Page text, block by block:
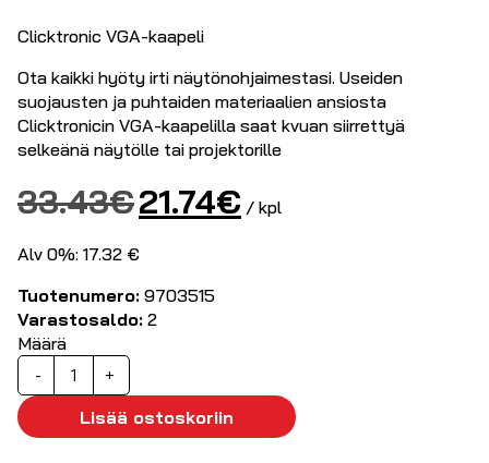
Clicktronic VGA-kaapeli
Ota kaikki hyöty irti näytönohjaimestasi. Useiden
suojausten ja puhtaiden materiaalien ansiosta
Clicktronicin VGA-kaapelilla saat kvuan siirrettyä
selkeänä näytölle tai projektorille
33.43€ Alkuperäinen
hinta
33.43€.
21.74€hinta
/ kpl
Alv 0%: 17.32 €
Tuotenumero: 9703515
Varastosaldo: 2
Määrä
-
VGA-
kaapeli
määrä
+
Lisää ostoskoriin